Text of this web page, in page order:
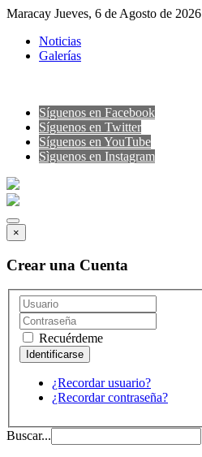
Maracay Jueves, 6 de Agosto de 2026
Noticias
Galerías
Síguenos en Facebook
Síguenos en Twitter
Síguenos en YouTube
Sìguenos en Instagram
×
Crear una Cuenta
Recuérdeme
¿Recordar usuario?
¿Recordar contraseña?
Buscar...